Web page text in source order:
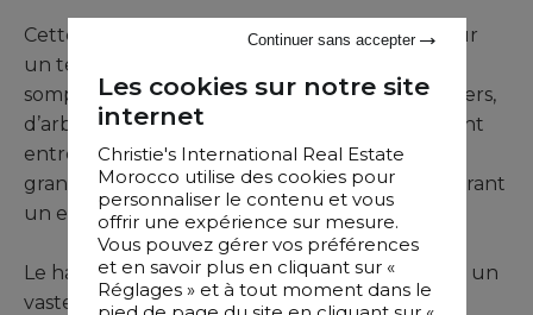
Cette villa contemporaine neuve, implantée sur
un terrain arboré de 3 460 m², bénéficie d’un
somptueux jardin paysager composé de palmiers,
d’arbres variés et d’une végétation parfaitement
entretenue. Au cœur de ce décor serein, une
grande piscine s’intègre harmonieusement, offrant
un espace de détente privilégié.
Le hall d’entrée, spacieux et lumineux, dessert un
vaste salon avec cheminée. Les circulations se
Les cookies sur notre site
internet
Christie's International Real Estate
Morocco utilise des cookies pour
personnaliser le contenu et vous
offrir une expérience sur mesure.
Vous pouvez gérer vos préférences
et en savoir plus en cliquant sur «
Réglages » et à tout moment dans le
Continuer sans accepter